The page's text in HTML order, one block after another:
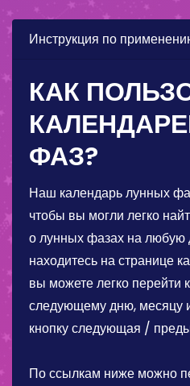
Инструкция по
КАК
ФАЗ?
Наш календарь лунных
чтобы вы могли легко
о лунных фазах на любую
находитесь на странице
вы можете легко
следующему дню, месяцу
кнопку следующая /
По ссылкам ниже можно